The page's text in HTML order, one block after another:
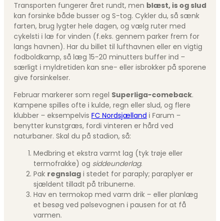
Transporten fungerer året rundt, men blæst, is og slud
kan forsinke både busser og S-tog. Cykler du, så sænk
farten, brug lygter hele dagen, og vælg ruter med
cykelsti i læ for vinden (f.eks. gennem parker frem for
langs havnen). Har du billet til lufthavnen eller en vigtig
fodboldkamp, så læg 15-20 minutters buffer ind –
særligt i myldretiden kan sne- eller isbrokker på sporene
give forsinkelser.
Februar markerer som regel Superliga-comeback.
Kampene spilles ofte i kulde, regn eller slud, og flere
klubber – eksempelvis FC Nordsjælland i Farum –
benytter kunstgræs, fordi vinteren er hård ved
naturbaner. Skal du på stadion, så:
Medbring et ekstra varmt lag (tyk trøje eller
termofrakke) og siddeunderlag.
Pak regnslag i stedet for paraply; paraplyer er
sjældent tilladt på tribunerne.
Hav en termokop med varm drik – eller planlæg
et besøg ved pølsevognen i pausen for at få
varmen.